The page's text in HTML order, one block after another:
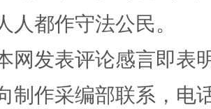
王建安的艺术幻境
人都作守法公民。
网发表评论感言即表
制作采编部联系，电